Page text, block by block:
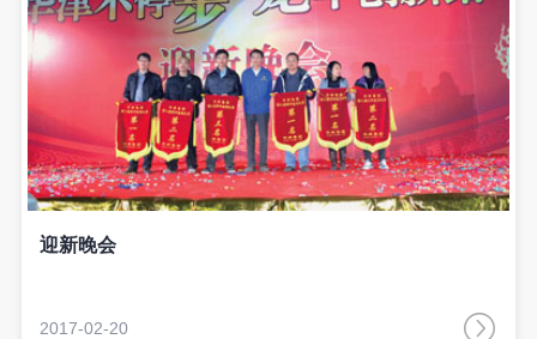
迎新晚会
2017-02-20